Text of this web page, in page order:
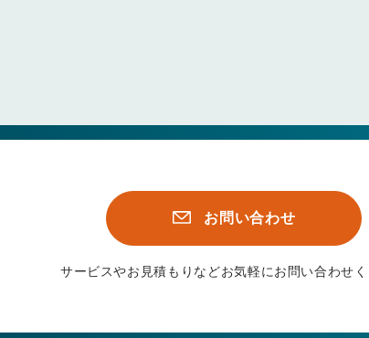
お問い合わせ
サービスやお見積もりなどお気軽にお問い合わせ